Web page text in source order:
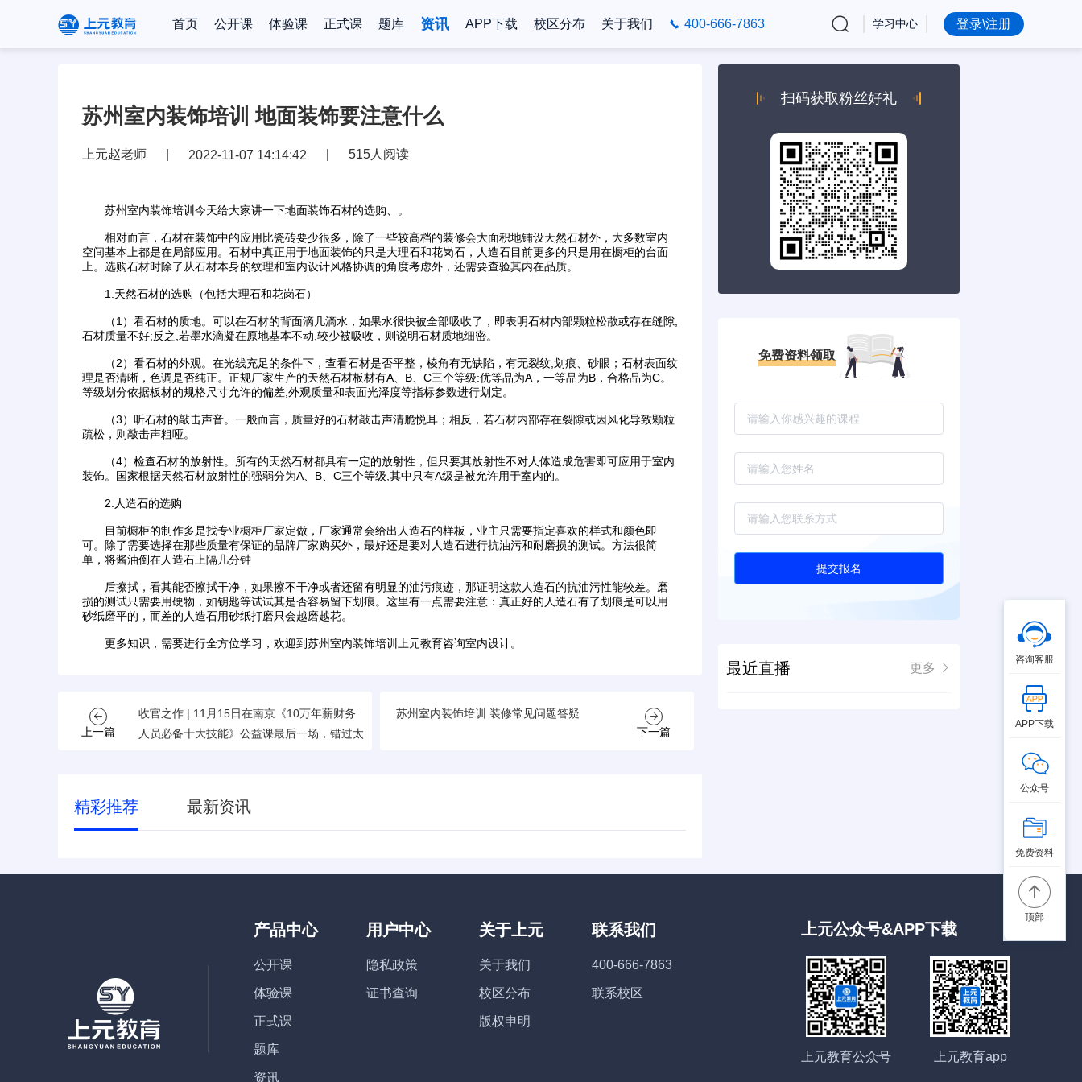
首页 公开课 体验课 正式课 题库 资讯 APP下载 校区分布 关于我们 400-666-7863 学习中心 登录\注册
苏州室内装饰培训 地面装饰要注意什么
上元赵老师 2022-11-07 14:14:42 515人阅读
苏州室内装饰培训今天给大家讲一下地面装饰石材的选购、。
相对而言，石材在装饰中的应用比瓷砖要少很多，除了一些较高档的装修会大面积地铺设天然石材外，大多数室内
空间基本上都是在局部应用。石材中真正用于地面装饰的只是大理石和花岗石，人造石目前更多的只是用在橱柜的台面
上。选购石材时除了从石材本身的纹理和室内设计风格协调的角度考虑外，还需要查验其内在品质。
1.天然石材的选购（包括大理石和花岗石）
（1）看石材的质地。可以在石材的背面滴几滴水，如果水很快被全部吸收了，即表明石材内部颗粒松散或存在缝隙,
石材质量不好;反之,若墨水滴凝在原地基本不动,较少被吸收，则说明石材质地细密。
（2）看石材的外观。在光线充足的条件下，查看石材是否平整，棱角有无缺陷，有无裂纹,划痕、砂眼；石材表面纹
理是否清晰，色调是否纯正。正规厂家生产的天然石材板材有A、B、C三个等级:优等品为A，一等品为B，合格品为C。
等级划分依据板材的规格尺寸允许的偏差,外观质量和表面光泽度等指标参数进行划定。
（3）听石材的敲击声音。一般而言，质量好的石材敲击声清脆悦耳；相反，若石材内部存在裂隙或因风化导致颗粒
疏松，则敲击声粗哑。
（4）检查石材的放射性。所有的天然石材都具有一定的放射性，但只要其放射性不对人体造成危害即可应用于室内
装饰。国家根据天然石材放射性的强弱分为A、B、C三个等级,其中只有A级是被允许用于室内的。
2.人造石的选购
目前橱柜的制作多是找专业橱柜厂家定做，厂家通常会给出人造石的样板，业主只需要指定喜欢的样式和颜色即
可。除了需要选择在那些质量有保证的品牌厂家购买外，最好还是要对人造石进行抗油污和耐磨损的测试。方法很简
单，将酱油倒在人造石上隔几分钟
后擦拭，看其能否擦拭干净，如果擦不干净或者还留有明显的油污痕迹，那证明这款人造石的抗油污性能较差。磨
损的测试只需要用硬物，如钥匙等试试其是否容易留下划痕。这里有一点需要注意：真正好的人造石有了划痕是可以用
砂纸磨平的，而差的人造石用砂纸打磨只会越磨越花。
更多知识，需要进行全方位学习，欢迎到苏州室内装饰培训上元教育咨询室内设计。
上一篇
收官之作 | 11月15日在南京《10万年薪财务
人员必备十大技能》公益课最后一场，错过太
苏州室内装饰培训 装修常见问题答疑
下一篇
精彩推荐 最新资讯
扫码获取粉丝好礼
免费资料领取
提交报名
最近直播 更多
咨询客服
APP下载
公众号
免费资料
顶部
产品中心
公开课
体验课
正式课
题库
资讯
用户中心
隐私政策
证书查询
关于上元
关于我们
校区分布
版权申明
联系我们
400-666-7863
联系校区
上元公众号&APP下载
上元教育公众号 上元教育app